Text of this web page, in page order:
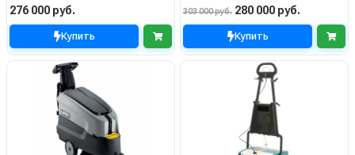
276 000 руб.
Купить
303 000 руб. 280 000 руб.
Купить